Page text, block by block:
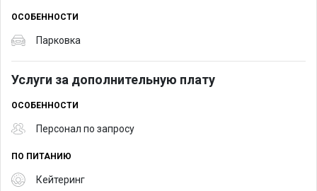
ОСОБЕННОСТИ
Парковка
Услуги за дополнительную плату
ОСОБЕННОСТИ
Персонал по запросу
ПО ПИТАНИЮ
Кейтеринг